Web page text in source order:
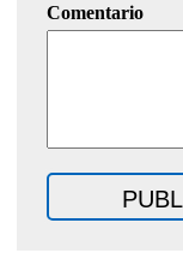
Comentario